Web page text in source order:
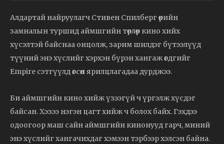
Алдартай найруулагч Стивен Спилберг өөрийн
замналын туршид аймшгийн төрлөөр кино хийх
хүсэлтэй байснаа онцолж, зарим шилдэг бүтээлүүд
түүний энэ хүслийг хэрхэн бүрэн хангаж өгдгийг
Empire сэтгүүлд өгсөн ярилцлагадаа дурджээ.
Би аймшгийн кино хийж үзээгүй ч үргэлж хүсдэг
байсан. Хэзээ нэгэн цагт хийж ч болох байх. Гэхдээ
одоогоор маш сайн аймшгийн кинонууд гарч, миний
энэ хүслийг хангачихдаг хэмээн тэрбээр хэлсэн байна.